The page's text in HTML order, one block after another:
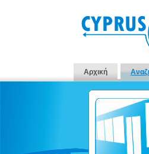
Αρχική